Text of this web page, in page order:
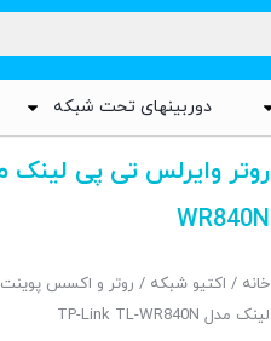
دوربینهای تحت شبکه
WR840N
خانه / اکتیو شبکه / روتر و اکسس پوینت
لینک مدل TP-Link TL-WR840N